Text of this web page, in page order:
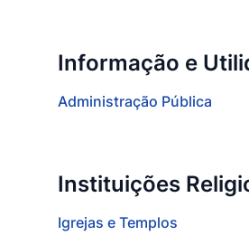
Informação e
Administração Pública
Instituições
Igrejas e Templos